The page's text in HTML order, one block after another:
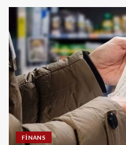
FINANS